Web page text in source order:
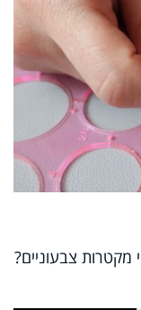
מקטרות צבעוניים?